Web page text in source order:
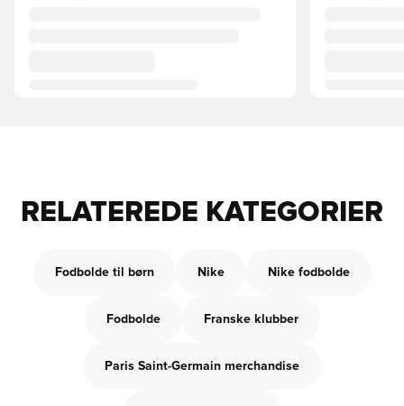
RELATEREDE KATEGORIER
Fodbolde til børn Nike Nike fodbolde
Fodbolde Franske klubber
Paris Saint-Germain merchandise